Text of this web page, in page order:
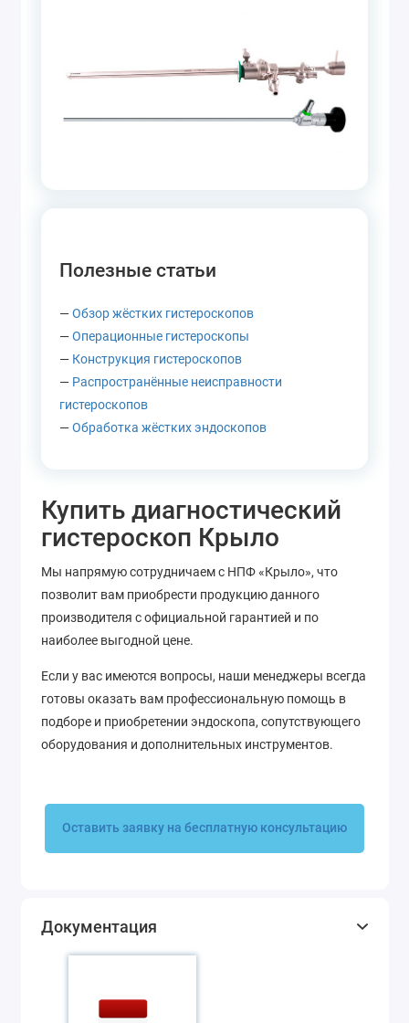
Полезные статьи
—Обзор жёстких гистероскопов
—Операционные гистероскопы
— Конструкция гистероскопов
— Распространённые неисправности
гистероскопов
—Обработка жёстких эндоскопов
Купить диагностический
гистероскоп Крыло
Мы напрямую сотрудничаем с НПФ «Крыло», что
позволит вам приобрести продукцию данного
производителя с официальной гарантией и по
наиболее выгодной цене.
Если у вас имеются вопросы, наши менеджеры всегда
готовы оказать вам профессиональную помощь в
подборе и приобретении эндоскопа, сопутствующего
оборудования и дополнительных инструментов.
Оставить заявку на бесплатную консультацию
Документация